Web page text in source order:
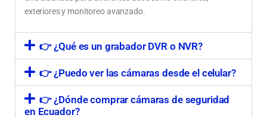
exteriores y monitoreo avanzado.
👉 ¿Qué es un grabador DVR o NVR?
👉 ¿Puedo ver las cámaras desde el celular?
👉 ¿Dónde comprar cámaras de seguridad
en Ecuador?